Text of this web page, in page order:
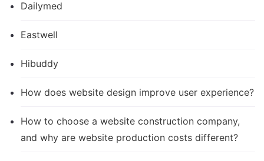
Dailymed
Eastwell
Hibuddy
How does website design improve user experience?
How to choose a website construction company,
and why are website production costs different?